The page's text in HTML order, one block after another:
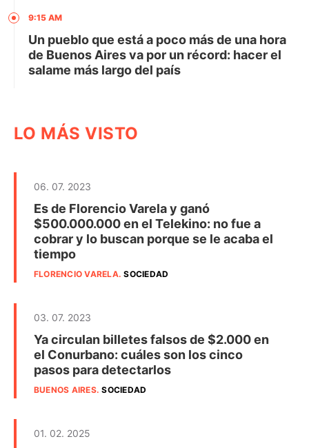
9:15 AM
Un pueblo que está a poco más de una hora
de Buenos Aires va por un récord: hacer el
salame más largo del país
LO MÁS VISTO
06. 07. 2023
Es de Florencio Varela y ganó
$500.000.000 en el Telekino: no fue a
cobrar y lo buscan porque se le acaba el
tiempo
FLORENCIO VARELA.SOCIEDAD
03. 07. 2023
Ya circulan billetes falsos de $2.000 en
el Conurbano: cuáles son los cinco
pasos para detectarlos
BUENOS AIRES.SOCIEDAD
01. 02. 2025